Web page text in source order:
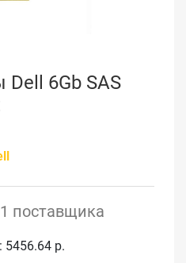
6Gb SAS
поставщика
5456.64 р.